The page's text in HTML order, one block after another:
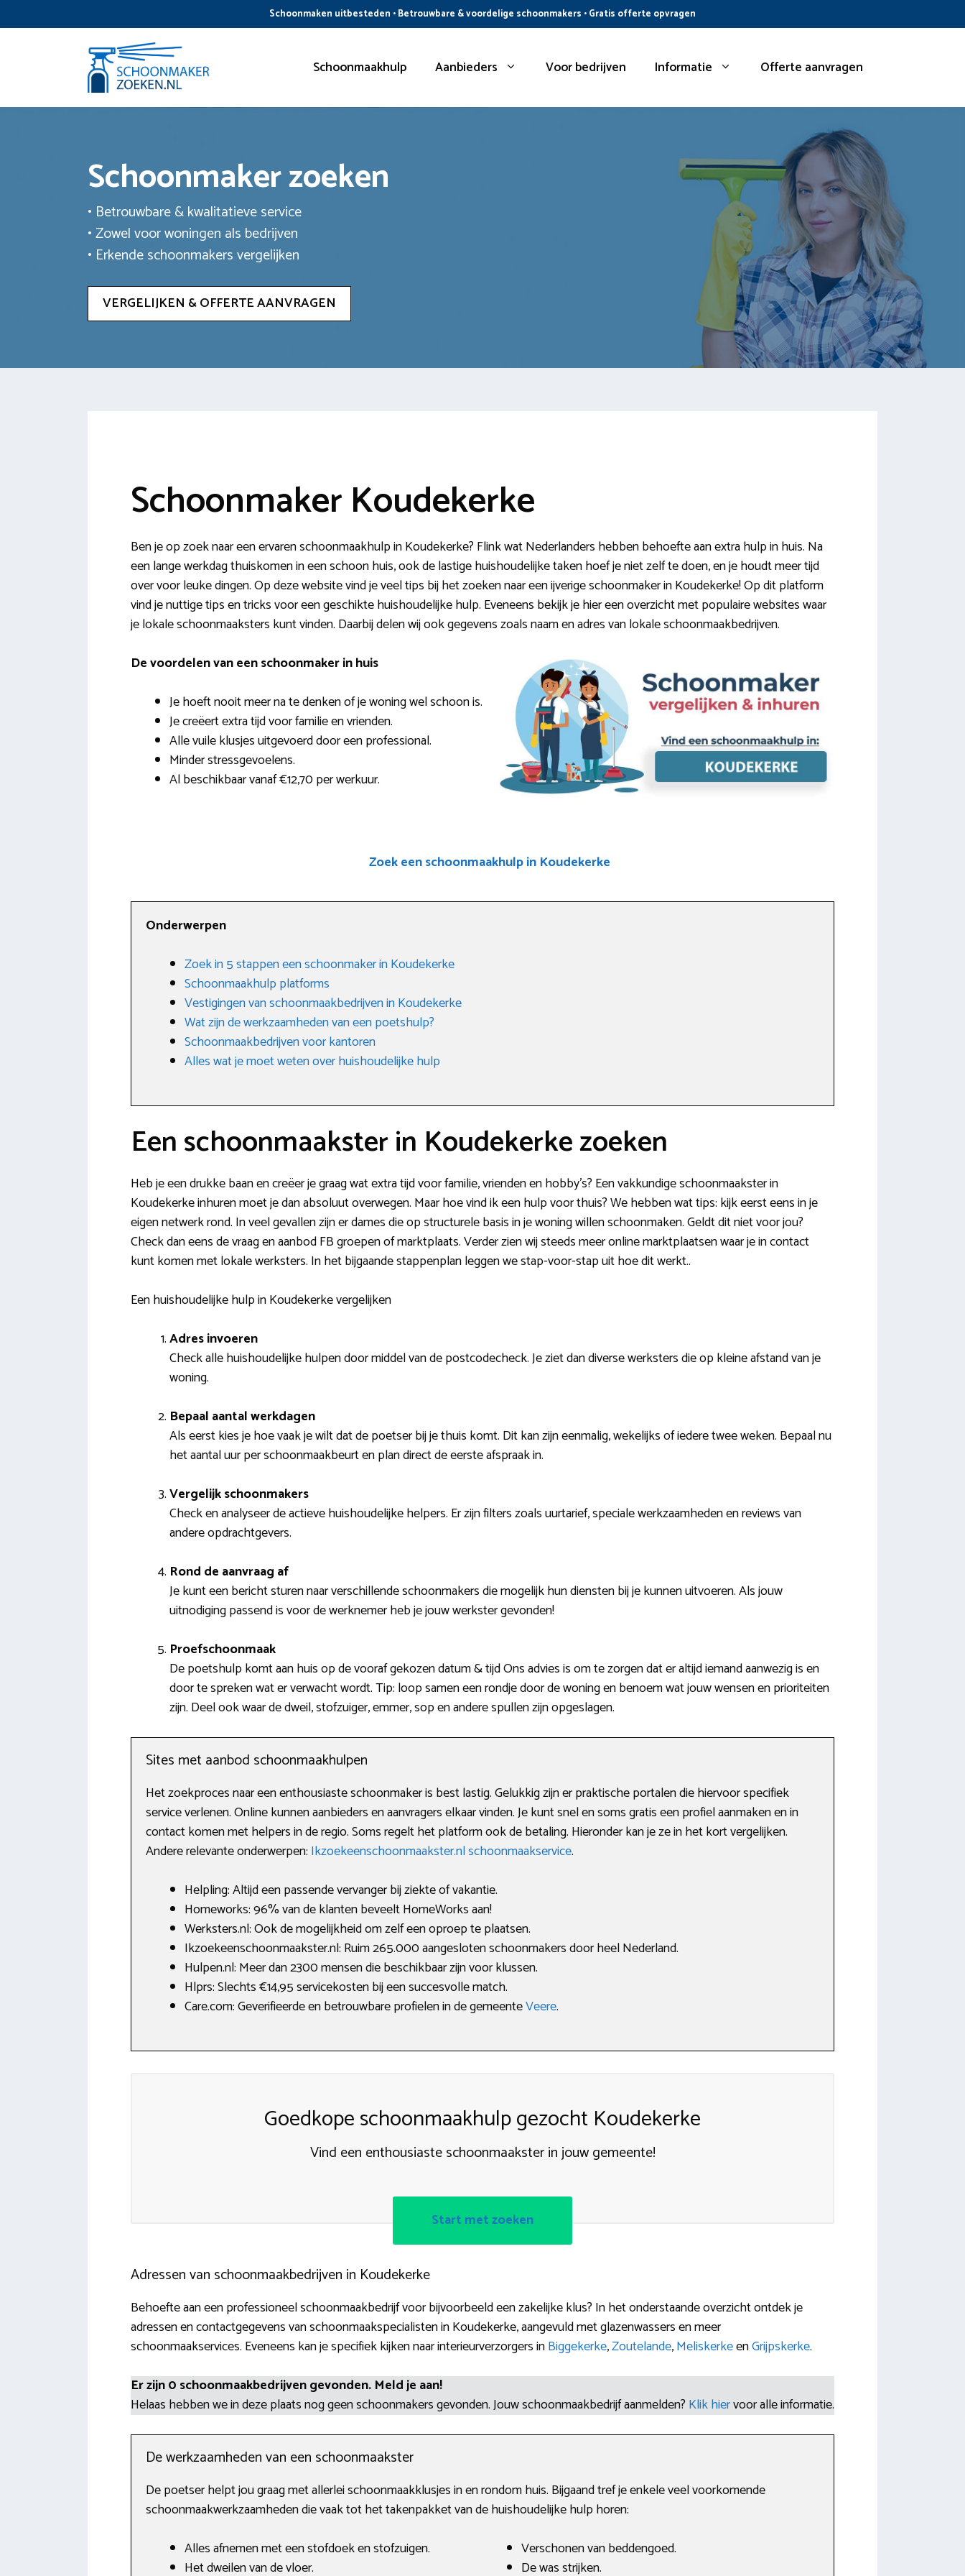
naar
Schoonmaken uitbesteden • Betrouwbare & voordelige schoonmakers • Gratis offerte opvragen
Schoonmaakhulp Aanbieders Voor bedrijven Informatie Offerte aanvragen
Schoonmaker zoeken
• Betrouwbare & kwalitatieve service
• Zowel voor woningen als bedrijven
• Erkende schoonmakers vergelijken
VERGELIJKEN & OFFERTE AANVRAGEN
Schoonmaker Koudekerke
Ben je op zoek naar een ervaren schoonmaakhulp in Koudekerke? Flink wat Nederlanders hebben behoefte aan extra hulp in huis. Na
een lange werkdag thuiskomen in een schoon huis, ook de lastige huishoudelijke taken hoef je niet zelf te doen, en je houdt meer tijd
over voor leuke dingen. Op deze website vind je veel tips bij het zoeken naar een ijverige schoonmaker in Koudekerke! Op dit platform
vind je nuttige tips en tricks voor een geschikte huishoudelijke hulp. Eveneens bekijk je hier een overzicht met populaire websites waar
je lokale schoonmaaksters kunt vinden. Daarbij delen wij ook gegevens zoals naam en adres van lokale schoonmaakbedrijven.
De voordelen van een schoonmaker in huis
Je hoeft nooit meer na te denken of je woning wel schoon is.
Je creëert extra tijd voor familie en vrienden.
Alle vuile klusjes uitgevoerd door een professional.
Minder stressgevoelens.
Al beschikbaar vanaf €12,70 per werkuur.
Zoek een schoonmaakhulp in Koudekerke
Onderwerpen
Zoek in 5 stappen een schoonmaker in Koudekerke
Schoonmaakhulp platforms
Vestigingen van schoonmaakbedrijven in Koudekerke
Wat zijn de werkzaamheden van een poetshulp?
Schoonmaakbedrijven voor kantoren
Alles wat je moet weten over huishoudelijke hulp
Een schoonmaakster in Koudekerke zoeken
Heb je een drukke baan en creëer je graag wat extra tijd voor familie, vrienden en hobby’s? Een vakkundige schoonmaakster in
Koudekerke inhuren moet je dan absoluut overwegen. Maar hoe vind ik een hulp voor thuis? We hebben wat tips: kijk eerst eens in je
eigen netwerk rond. In veel gevallen zijn er dames die op structurele basis in je woning willen schoonmaken. Geldt dit niet voor jou?
Check dan eens de vraag en aanbod FB groepen of marktplaats. Verder zien wij steeds meer online marktplaatsen waar je in contact
kunt komen met lokale werksters. In het bijgaande stappenplan leggen we stap-voor-stap uit hoe dit werkt..
Een huishoudelijke hulp in Koudekerke vergelijken
Adres invoeren
Check alle huishoudelijke hulpen door middel van de postcodecheck. Je ziet dan diverse werksters die op kleine afstand van je
woning.
Bepaal aantal werkdagen
Als eerst kies je hoe vaak je wilt dat de poetser bij je thuis komt. Dit kan zijn eenmalig, wekelijks of iedere twee weken. Bepaal nu
het aantal uur per schoonmaakbeurt en plan direct de eerste afspraak in.
Vergelijk schoonmakers
Check en analyseer de actieve huishoudelijke helpers. Er zijn filters zoals uurtarief, speciale werkzaamheden en reviews van
andere opdrachtgevers.
Rond de aanvraag af
Je kunt een bericht sturen naar verschillende schoonmakers die mogelijk hun diensten bij je kunnen uitvoeren. Als jouw
uitnodiging passend is voor de werknemer heb je jouw werkster gevonden!
Proefschoonmaak
De poetshulp komt aan huis op de vooraf gekozen datum & tijd Ons advies is om te zorgen dat er altijd iemand aanwezig is en
door te spreken wat er verwacht wordt. Tip: loop samen een rondje door de woning en benoem wat jouw wensen en prioriteiten
zijn. Deel ook waar de dweil, stofzuiger, emmer, sop en andere spullen zijn opgeslagen.
Sites met aanbod schoonmaakhulpen
Het zoekproces naar een enthousiaste schoonmaker is best lastig. Gelukkig zijn er praktische portalen die hiervoor specifiek
service verlenen. Online kunnen aanbieders en aanvragers elkaar vinden. Je kunt snel en soms gratis een profiel aanmaken en in
contact komen met helpers in de regio. Soms regelt het platform ook de betaling. Hieronder kan je ze in het kort vergelijken.
Andere relevante onderwerpen: Ikzoekeenschoonmaakster.nl schoonmaakservice.
Helpling: Altijd een passende vervanger bij ziekte of vakantie.
Homeworks: 96% van de klanten beveelt HomeWorks aan!
Werksters.nl: Ook de mogelijkheid om zelf een oproep te plaatsen.
Ikzoekeenschoonmaakster.nl: Ruim 265.000 aangesloten schoonmakers door heel Nederland.
Hulpen.nl: Meer dan 2300 mensen die beschikbaar zijn voor klussen.
Hlprs: Slechts €14,95 servicekosten bij een succesvolle match.
Care.com: Geverifieerde en betrouwbare profielen in de gemeenteVeere.
Goedkope schoonmaakhulp gezocht Koudekerke
Vind een enthousiaste schoonmaakster in jouw gemeente!
Start met zoeken
Adressen van schoonmaakbedrijven in Koudekerke
Behoefte aan een professioneel schoonmaakbedrijf voor bijvoorbeeld een zakelijke klus? In het onderstaande overzicht ontdek je
adressen en contactgegevens van schoonmaakspecialisten in Koudekerke, aangevuld met glazenwassers en meer
schoonmaakservices. Eveneens kan je specifiek kijken naar interieurverzorgers inBiggekerke,Zoutelande,MeliskerkeenGrijpskerke.
Er zijn 0 schoonmaakbedrijven gevonden. Meld je aan!
Helaas hebben we in deze plaats nog geen schoonmakers gevonden. Jouw schoonmaakbedrijf aanmelden? Klik hiervoor alle informatie.
De werkzaamheden van een schoonmaakster
De poetser helpt jou graag met allerlei schoonmaakklusjes in en rondom huis. Bijgaand tref je enkele veel voorkomende
schoonmaakwerkzaamheden die vaak tot het takenpakket van de huishoudelijke hulp horen:
Alles afnemen met een stofdoek en stofzuigen.
Het dweilen van de vloer.
Verschonen van beddengoed.
De was strijken.